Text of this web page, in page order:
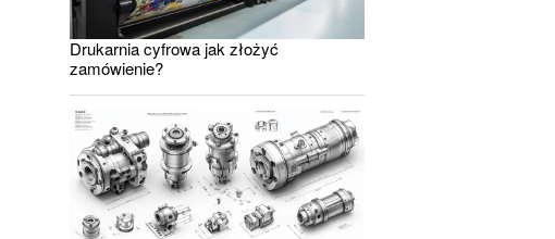
Drukarnia cyfrowa jak złożyć
zamówienie?